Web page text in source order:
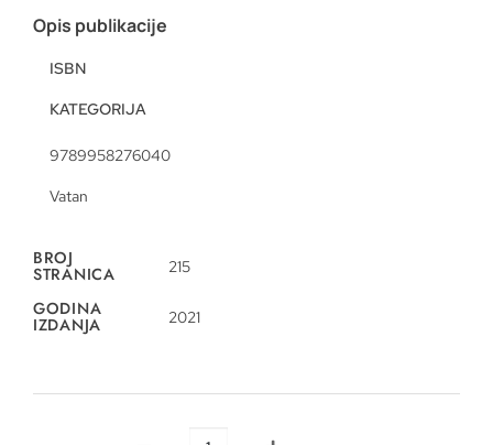
Opis publikacije
ISBN
KATEGORIJA
9789958276040
Vatan
BROJ
STRANICA 215
GODINA
IZDANJA 2021